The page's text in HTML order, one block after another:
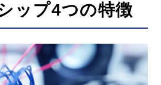
ップ4つの特徴